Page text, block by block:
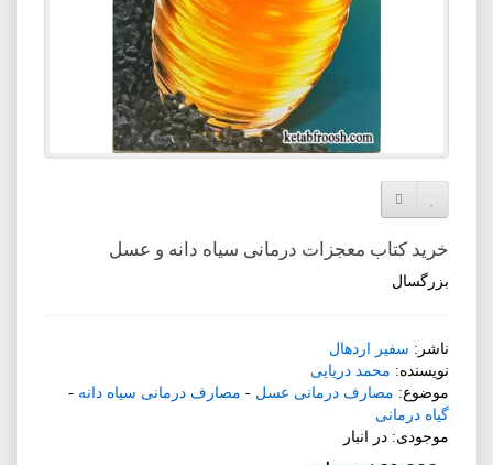
افزودن به لیست دلخواه
خرید کتاب معجزات درمانی سیاه دانه و عسل
بزرگسال
ناشر: سفیر اردهال
نویسنده: محمد دریایی
موضوع: مصارف درمانی عسل - مصارف درمانی سیاه دانه -
گیاه درمانی
موجودی: در انبار